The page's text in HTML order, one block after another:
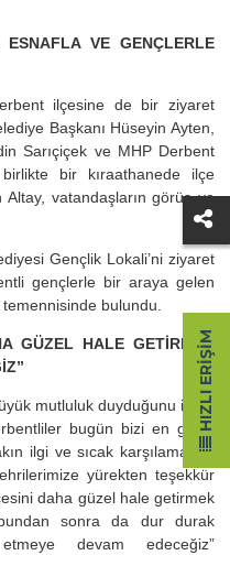
ESNAFLA VE GENÇLERLE
ilçesine de bir ziyaret
Başkanı Hüseyin Ayten,
Sarıçiçek ve MHP Derbent
bir kıraathanede ilçe
vatandaşların görüş ve
Gençlik Lokali’ni ziyaret
gençlerle bir araya gelen
bulundu.
GÜZEL HALE GETİRMEK
mutluluk duyduğunu ifade
bugün bizi en güzel
ilgi ve sıcak karşılamadan
yürekten teşekkür
daha güzel hale getirmek
sonra da dur durak
devam edeceğiz”
HIZLI ERIŞIM